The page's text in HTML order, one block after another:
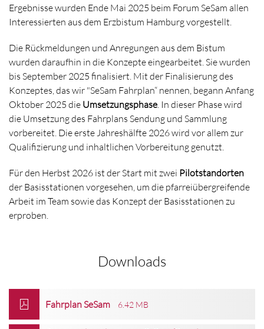
Ergebnisse wurden Ende Mai 2025 beim Forum SeSam allen
Interessierten aus dem Erzbistum Hamburg vorgestellt.
Die Rückmeldungen und Anregungen aus dem Bistum
wurden daraufhin in die Konzepte eingearbeitet. Sie wurden
bis September 2025 finalisiert. Mit der Finalisierung des
Konzeptes, das wir "SeSam Fahrplan“ nennen, begann Anfang
Oktober 2025 die Umsetzungsphase . In dieser Phase wird
die Umsetzung des Fahrplans Sendung und Sammlung
vorbereitet. Die erste Jahreshälfte 2026 wird vor allem zur
Qualifizierung und inhaltlichen Vorbereitung genutzt.
Für den Herbst 2026 ist der Start mit zwei Pilotstandorten
der Basisstationen vorgesehen, um die pfarreiübergreifende
Arbeit im Team sowie das Konzept der Basisstationen zu
erproben.
Downloads
Fahrplan SeSam 6.42 MB